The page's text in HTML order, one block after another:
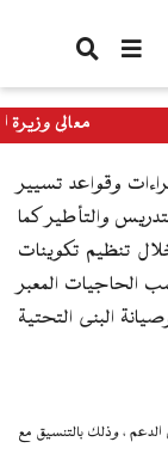
معالي وزيرة
وقواعد تسيير
والتأطير كما
تنظيم تكوينات
الحاجيات المعبر
البنى التحتية
الدعم ، وذلك بالتنسيق مع